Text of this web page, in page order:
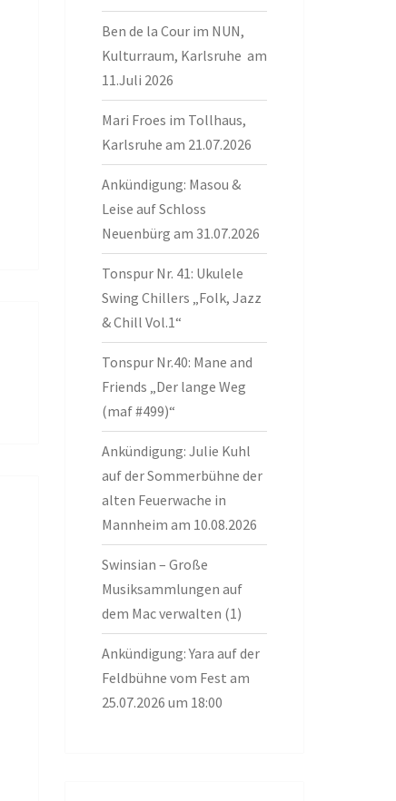
Ben de la Cour im NUN,
Kulturraum, Karlsruhe am
11.Juli 2026
Mari Froes im Tollhaus,
Karlsruhe am 21.07.2026
Ankündigung: Masou &
Leise auf Schloss
Neuenbürg am 31.07.2026
Tonspur Nr. 41: Ukulele
Swing Chillers „Folk, Jazz
& Chill Vol.1“
Tonspur Nr.40: Mane and
Friends „Der lange Weg
(maf #499)“
Ankündigung: Julie Kuhl
auf der Sommerbühne der
alten Feuerwache in
Mannheim am 10.08.2026
Swinsian – Große
Musiksammlungen auf
dem Mac verwalten (1)
Ankündigung: Yara auf der
Feldbühne vom Fest am
25.07.2026 um 18:00